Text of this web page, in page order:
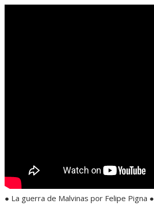
● La guerra de Malvinas por Felipe Pigna ●